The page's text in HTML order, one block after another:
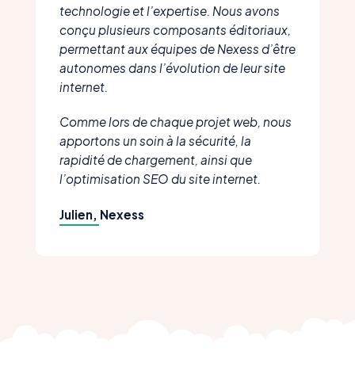
technologie et l’expertise. Nous avons
conçu plusieurs composants éditoriaux,
permettant aux équipes de Nexess d’être
autonomes dans l’évolution de leur site
internet.
Comme lors de chaque projet web, nous
apportons un soin à la sécurité, la
rapidité de chargement, ainsi que
l’optimisation SEO du site internet.
Julien, Nexess